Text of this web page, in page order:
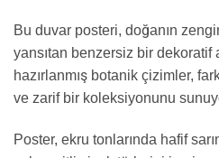
Bu duvar posteri, doğanın
yansıtan benzersiz bir dekoratif
hazırlanmış botanik çizimler,
ve zarif bir koleksiyonunu
Poster, ekru tonlarında hafif